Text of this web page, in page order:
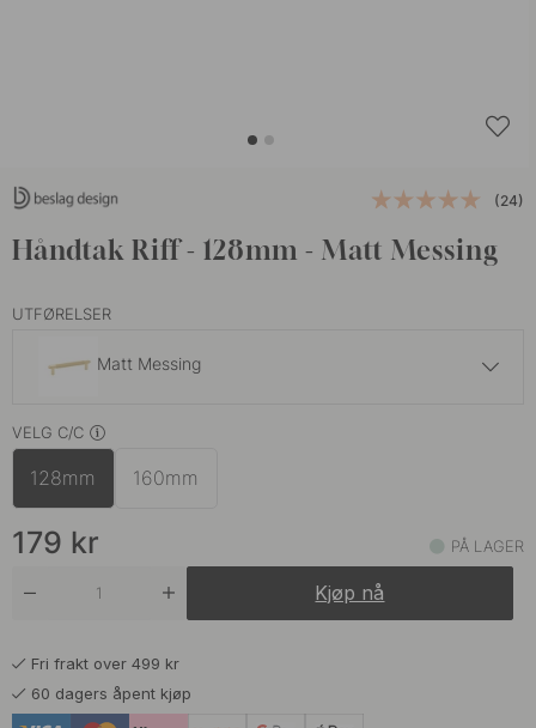
(24)
Håndtak Riff - 128mm - Matt Messing
UTFØRELSER
Matt Messing
Matt Sort
Rustfritt Look
VELG C/C
128mm 160mm
179 kr PÅ LAGER
Kjøp nå
Fri frakt over 499 kr
60 dagers åpent kjøp